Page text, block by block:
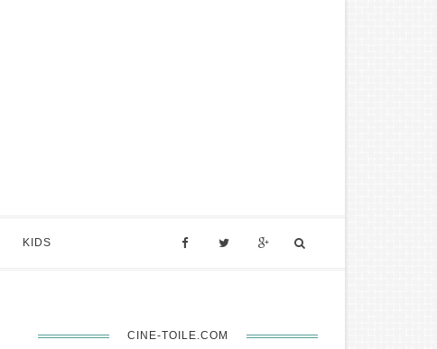
KIDS
CINE-TOILE.COM